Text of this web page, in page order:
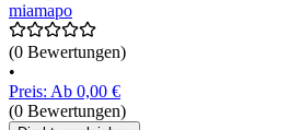
miamapo
(0 Bewertungen)
•
Preis: Ab 0,00 €
(0 Bewertungen)